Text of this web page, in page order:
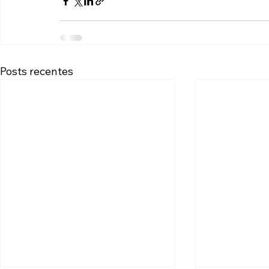
Posts recentes